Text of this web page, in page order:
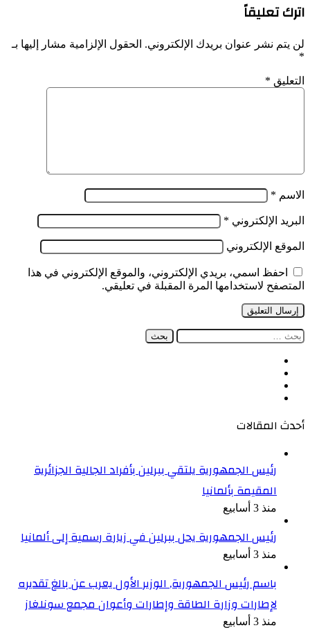
لتحرير
من
التبعية
في
اترك تعليقاً
لن يتم نشر عنوان بريدك الإلكتروني. الحقول الإلزامية مشار إليها بـ
*
التعليق *
الاسم *
البريد الإلكتروني *
الموقع الإلكتروني
احفظ اسمي، بريدي الإلكتروني، والموقع الإلكتروني في هذا
المتصفح لاستخدامها المرة المقبلة في تعليقي.
البحث
أحدث المقالات
رئيس الجمهورية يلتقي ببرلين بأفراد الجالية الجزائرية
المقيمة بألمانيا
منذ 3 أسابيع
رئيس الجمهورية يحل ببرلين في زيارة رسمية إلى ألمانيا
منذ 3 أسابيع
باسم رئيس الجمهورية, الوزير الأول يعرب عن بالغ تقديره
لإطارات وزارة الطاقة وإطارات وأعوان مجمع سونلغاز
منذ 3 أسابيع